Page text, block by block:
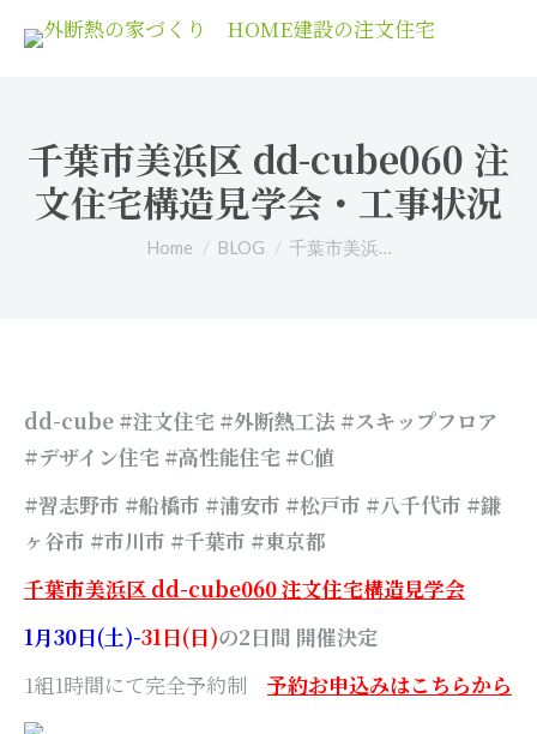
千葉市美浜区 dd-cube060 注
文住宅構造見学会・工事状況
You are here:
Home BLOG 千葉市美浜…
dd-cube #注文住宅 #外断熱工法 #スキップフロア
#デザイン住宅 #高性能住宅 #C値
#習志野市 #船橋市 #浦安市 #松戸市 #八千代市 #鎌
ヶ谷市 #市川市 #千葉市 #東京都
千葉市美浜区 dd-cube060 注文住宅構造見学会
1月30日(土)-31日(日)の2日間 開催決定
1組1時間にて完全予約制 予約お申込みはこちらから